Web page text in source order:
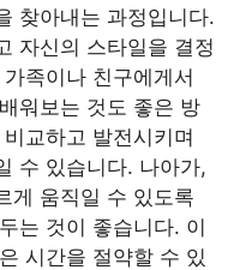
찾아내는 과정입니다.
자신의 스타일을 결정
족이나 친구에게서
워보는 것도 좋은 방
교하고 발전시키며
수 있습니다. 나아가,
게 움직일 수 있도록
는 것이 좋습니다. 이
시간을 절약할 수 있